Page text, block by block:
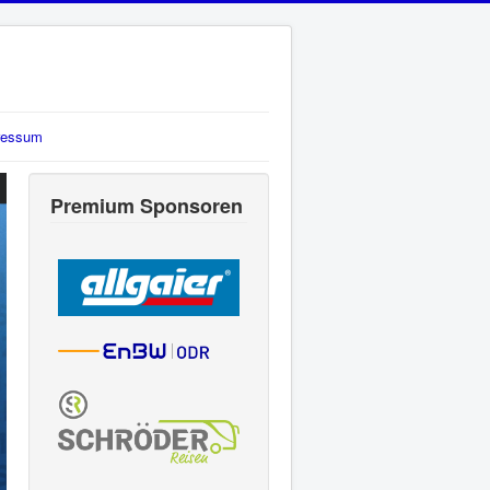
Premium Sponsoren